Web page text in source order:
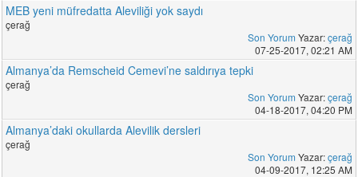
MEB yeni müfredatta Aleviliği yok saydı
çerağ
Son Yorum Yazar:çerağ
07-25-2017, 02:21 AM
Almanya’da Remscheid Cemevi’ne saldırıya tepki
çerağ
Son Yorum Yazar:çerağ
04-18-2017, 04:20 PM
Almanya’daki okullarda Alevilik dersleri
çerağ
Son Yorum Yazar:çerağ
04-09-2017, 12:25 AM